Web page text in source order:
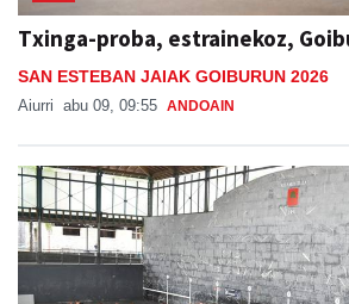
Txinga-proba, estrainekoz,
SAN ESTEBAN JAIAK GOIBURUN 2026
Aiurri abu 09, 09:55 ANDOAIN